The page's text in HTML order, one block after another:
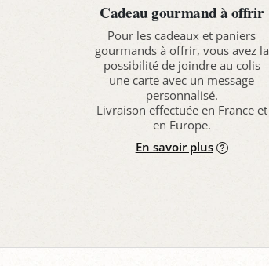
Cadeau gourmand à offrir
Pour les cadeaux et paniers
gourmands à offrir, vous avez la
possibilité de joindre au colis
une carte avec un message
personnalisé.
Livraison effectuée en France et
en Europe.
En savoir plus